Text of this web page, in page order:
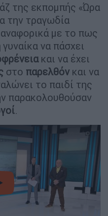
της εκπομπής «Ώρα
την τραγωδία
με το πως
γυναίκα να πάσχει
και να έχει
στο παρελθόν και να
το παιδί της
παρακολουθούσαν
.